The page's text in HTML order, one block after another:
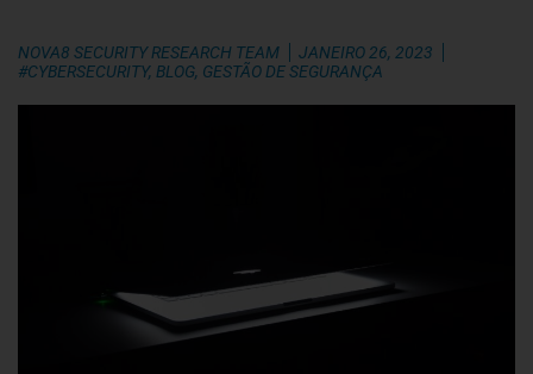
NOVA8 SECURITY RESEARCH TEAM
JANEIRO 26, 2023
#CYBERSECURITY, BLOG, GESTÃO DE SEGURANÇA